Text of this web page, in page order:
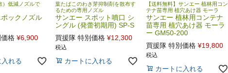
）低減ノズルで
ックノズル
格 ¥6,900
れる
葉たばこのわき芽抑制剤を散布す
るための専用ノズル
サンエー スポット噴口 シ
ングル (発蕾初期用) SP-S
買援隊 特別価格 ¥12,300
税込
カートに入れる
【送料無料】サンエー 植林用コン
テナ苗専用 植穴あけ器 モーラ
サンエー 植林用コンテナ
苗専用 植穴あけ器 モーラ
ー GM50-200
買援隊 特別価格 ¥19,800
税込
カートに入れる